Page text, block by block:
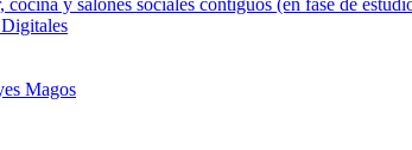
cocina y salones sociales contiguos (en fase de
Magos